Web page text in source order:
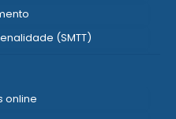
(SMTT)
online